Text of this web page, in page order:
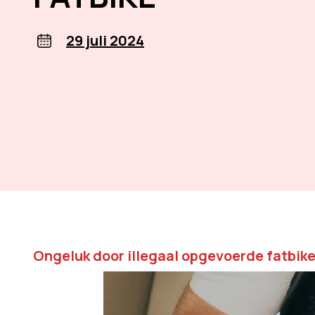
29 juli 2024
Ongeluk door illegaal opgevoerde fatbike